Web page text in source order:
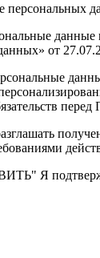
персональных
от
перед
Я